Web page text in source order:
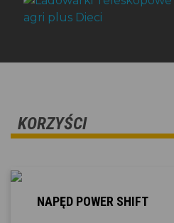
KORZYŚCI
NAPĘD POWER SHIFT